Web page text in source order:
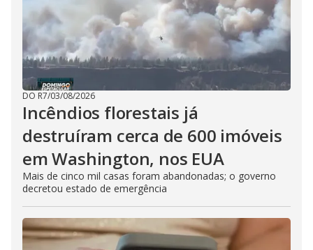
DO R7/03/08/2026
Incêndios florestais já
destruíram cerca de 600 imóveis
em Washington, nos EUA
Mais de cinco mil casas foram abandonadas; o governo
decretou estado de emergência